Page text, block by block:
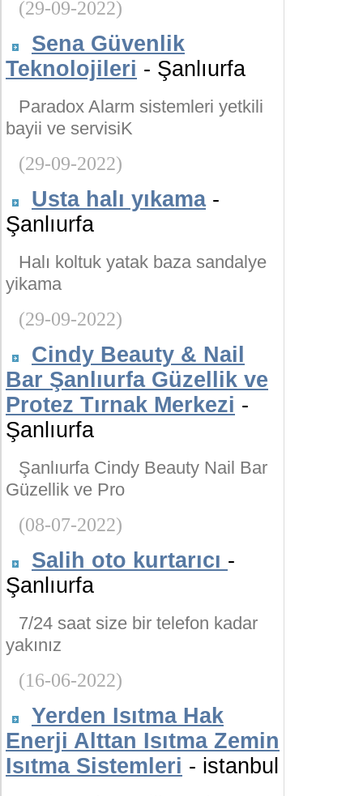
(29-09-2022)
Sena Güvenlik
Teknolojileri - Şanlıurfa
Paradox Alarm sistemleri yetkili
bayii ve servisiK
(29-09-2022)
Usta halı yıkama-
Şanlıurfa
Halı koltuk yatak baza sandalye
yikama
(29-09-2022)
Cindy Beauty & Nail
Bar Şanlıurfa Güzellik ve
Protez Tırnak Merkezi -
Şanlıurfa
Şanlıurfa Cindy Beauty Nail Bar
Güzellik ve Pro
(08-07-2022)
Salih oto kurtarıcı -
Şanlıurfa
7/24 saat size bir telefon kadar
yakınız
(16-06-2022)
Yerden Isıtma Hak
Enerji Alttan Isıtma Zemin
Isıtma Sistemleri - istanbul